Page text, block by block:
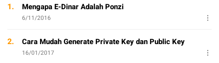
1. Mengapa E-Dinar Adalah Ponzi
6/11/2016
2. Cara Mudah Generate Private Key dan Public Key
16/01/2017